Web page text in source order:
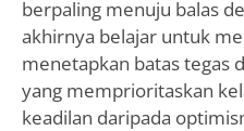
berpaling menuju balas
akhirnya belajar untuk
menetapkan batas tegas
yang memprioritaskan
keadilan daripada